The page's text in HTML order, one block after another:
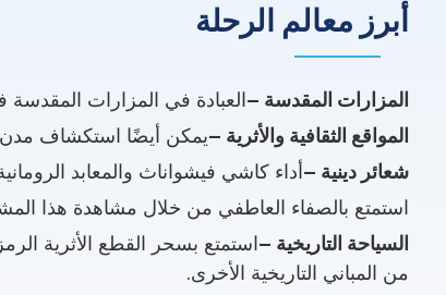
أبرز معالم الرحلة
المزارات المقدسة –العبادة في المزارات المقدسة
المواقع الثقافية والأثرية –يمكن أيضًا استكشاف مدن
شعائر دينية –أداء كاشي فيشواناث والمعابد
استمتع بالصفاء العاطفي من خلال مشاهدة هذا
السياحة التاريخية –استمتع بسحر القطع الأثرية
من المباني التاريخية الأخرى.